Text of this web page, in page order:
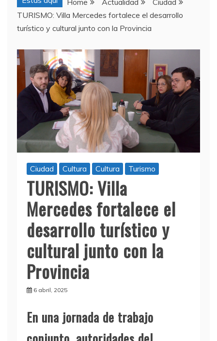
Home Actualidad
Ciudad
TURISMO: Villa Mercedes fortalece el desarrollo
turístico y cultural junto con la Provincia
Ciudad Cultura Cultura Turismo
TURISMO: Villa
Mercedes fortalece el
desarrollo turístico y
cultural junto con la
Provincia
6 abril, 2025
En una jornada de trabajo